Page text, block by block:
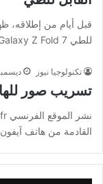
قبل أيام من إطلاقه،
للطي Galaxy Z Fold 7 تظهر مدى نحافة وأناقة…
تكنولوجيا نيوز ديسمبر 5,
تسريب صور
القادمة من هاتف